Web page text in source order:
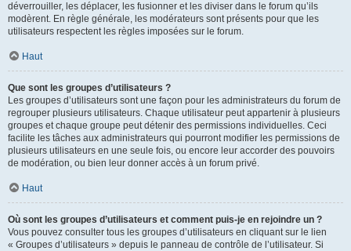
déverrouiller, les déplacer, les fusionner et les diviser dans le forum qu’ils
modèrent. En règle générale, les modérateurs sont présents pour que les
utilisateurs respectent les règles imposées sur le forum.
Haut
Que sont les groupes d’utilisateurs ?
Les groupes d’utilisateurs sont une façon pour les administrateurs du forum de
regrouper plusieurs utilisateurs. Chaque utilisateur peut appartenir à plusieurs
groupes et chaque groupe peut détenir des permissions individuelles. Ceci
facilite les tâches aux administrateurs qui pourront modifier les permissions de
plusieurs utilisateurs en une seule fois, ou encore leur accorder des pouvoirs
de modération, ou bien leur donner accès à un forum privé.
Haut
Où sont les groupes d’utilisateurs et comment puis-je en rejoindre un ?
Vous pouvez consulter tous les groupes d’utilisateurs en cliquant sur le lien
« Groupes d’utilisateurs » depuis le panneau de contrôle de l’utilisateur. Si